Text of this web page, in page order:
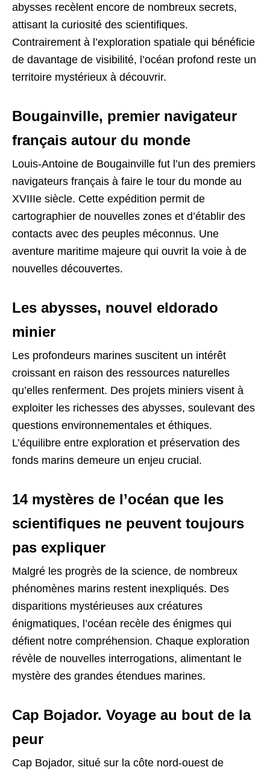
abysses recèlent encore de nombreux secrets,
attisant la curiosité des scientifiques.
Contrairement à l’exploration spatiale qui bénéficie
de davantage de visibilité, l’océan profond reste un
territoire mystérieux à découvrir.
Bougainville, premier navigateur
français autour du monde
Louis-Antoine de Bougainville fut l’un des premiers
navigateurs français à faire le tour du monde au
XVIIIe siècle. Cette expédition permit de
cartographier de nouvelles zones et d’établir des
contacts avec des peuples méconnus. Une
aventure maritime majeure qui ouvrit la voie à de
nouvelles découvertes.
Les abysses, nouvel eldorado
minier
Les profondeurs marines suscitent un intérêt
croissant en raison des ressources naturelles
qu’elles renferment. Des projets miniers visent à
exploiter les richesses des abysses, soulevant des
questions environnementales et éthiques.
L’équilibre entre exploration et préservation des
fonds marins demeure un enjeu crucial.
14 mystères de l’océan que les
scientifiques ne peuvent toujours
pas expliquer
Malgré les progrès de la science, de nombreux
phénomènes marins restent inexpliqués. Des
disparitions mystérieuses aux créatures
énigmatiques, l’océan recèle des énigmes qui
défient notre compréhension. Chaque exploration
révèle de nouvelles interrogations, alimentant le
mystère des grandes étendues marines.
Cap Bojador. Voyage au bout de la
peur
Cap Bojador, situé sur la côte nord-ouest de